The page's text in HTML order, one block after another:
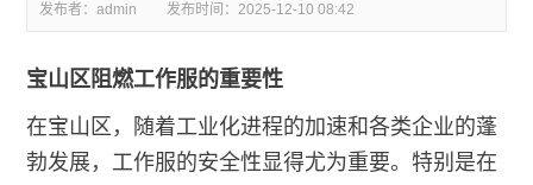
发布者：admin 发布时间：2025-12-10 08:42
宝山区阻燃工作服的重要性
在宝山区，随着工业化进程的加速和各类企业的蓬
勃发展，工作服的安全性显得尤为重要。特别是在